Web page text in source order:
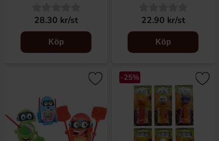
28.30 kr/st
Köp
22.90 kr/st
Köp
-25%